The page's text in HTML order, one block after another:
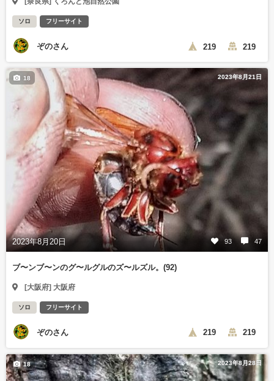
ソロ フリーサイト
ぞのさん 219 219
2023年8月21日
2023年8月20日 93 47
18
ブ〜ンブ〜ンのグ〜ルグルのズ〜ルズル。(92)
[大阪府] 大阪府
ソロ フリーサイト
ぞのさん 219 219
2023年8月28日
18